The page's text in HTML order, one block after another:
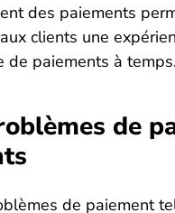
des paiements
clients une
de paiements à temps.
de
de paiement